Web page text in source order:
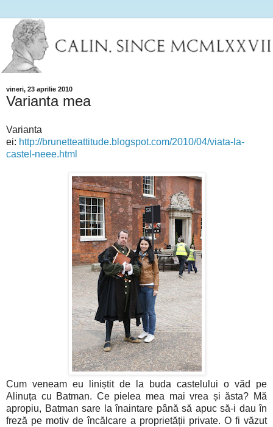
vineri, 23 aprilie 2010
Varianta mea
Varianta
ei: http://brunetteattitude.blogspot.com/2010/04/viata-la-
castel-neee.html
Cum veneam eu liniștit de la buda castelului o văd pe
Alinuța cu Batman. Ce pielea mea mai vrea și ăsta? Mă
apropiu, Batman sare la înaintare până să apuc să-i dau în
freză pe motiv de încălcare a proprietății private. O fi văzut